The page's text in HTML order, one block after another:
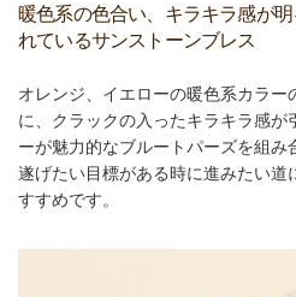
暖色系の色合い、キラキラ感が
れているサンストーンブレス
オレンジ、イエローの暖色系カラー
に、クラックの入ったキラキラ感
ーが魅力的なブルートパーズを組み
遂げたい目標がある時に進みたい道
すすめです。